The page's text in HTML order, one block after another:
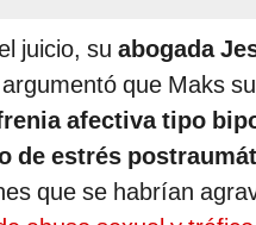
juicio, su abogada
argumentó que Maks
afectiva tipo
de estrés
que se habrían